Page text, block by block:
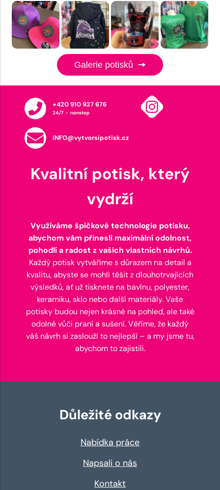
Galerie potisků
+420 910 927 676
24/7 - nonstop
INFO@vytvorsipotisk.cz
Kvalitní potisk, který
vydrží
Využíváme špičkové technologie potisku,
abychom vám přinesli maximální odolnost,
pohodlí a radost z vašich vlastních návrhů.
Každý potisk vytváříme s důrazem na detail a
kvalitu, abyste se mohli těšit z dlouhotrvajících
výsledků, ať už tisknete na bavlnu, polyester,
keramiku, sklo nebo další materiály. Vaše
potisky budou nejen krásné na pohled, ale také
odolné vůči praní a sušení. Věříme, že každý
váš návrh si zaslouží to nejlepší – a my jsme tu,
abychom to zajistili.
Důležité odkazy
Nabídka práce
Napsali o nás
Kontakt